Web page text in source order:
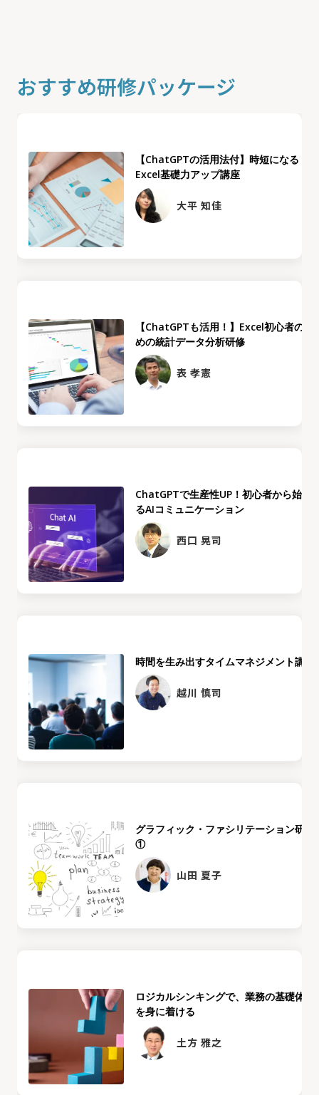
おすすめ研修パッケージ
【ChatGPTの活用法付】時短になる
Excel基礎力アップ講座
大平 知佳
【ChatGPTも活用！】Excel初心者のた
めの統計データ分析研修
表 孝憲
ChatGPTで生産性UP！初心者から始め
るAIコミュニケーション
西口 晃司
時間を生み出すタイムマネジメント講座
越川 慎司
グラフィック・ファシリテーション研修
①
山田 夏子
ロジカルシンキングで、業務の基礎体力
を身に着ける
土方 雅之